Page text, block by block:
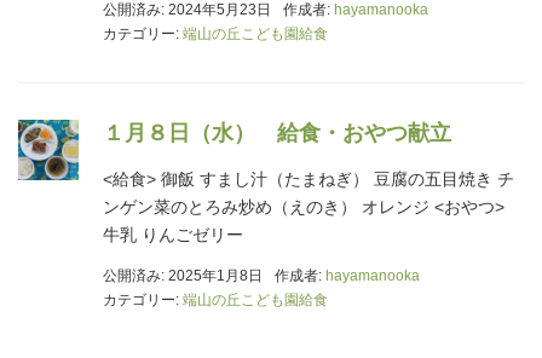
公開済み: 2024年5月23日 作成者: hayamanooka
カテゴリー: 端山の丘こども園給食
１月８日（水） 給食・おやつ献立
<給食> 御飯 すまし汁（たまねぎ） 豆腐の五目焼き チ
ンゲン菜のとろみ炒め（えのき） オレンジ <おやつ>
牛乳 りんごゼリー
公開済み: 2025年1月8日 作成者: hayamanooka
カテゴリー: 端山の丘こども園給食